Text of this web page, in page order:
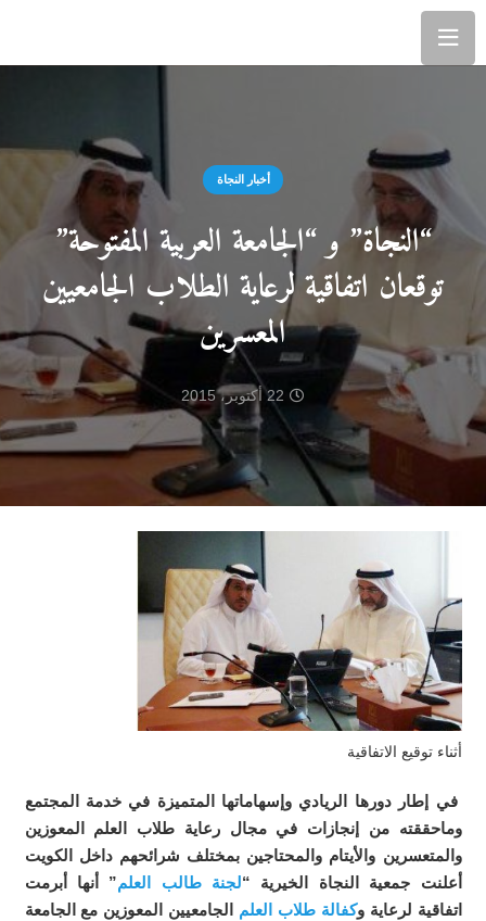
أخبار النجاة
“النجاة” و “الجامعة العربية المفتوحة”
توقعان اتفاقية لرعاية الطلاب الجامعيين
المعسرين
22 أكتوبر، 2015
أثناء توقيع الاتفاقية
في إطار دورها الريادي وإسهاماتها المتميزة في خدمة المجتمع
وماحققته من إنجازات في مجال رعاية طلاب العلم المعوزين
والمتعسرين والأيتام والمحتاجين بمختلف شرائحهم داخل الكويت
أعلنت جمعية النجاة الخيرية “لجنة طالب العلم” أنها أبرمت
اتفاقية لرعاية وكفالة طلاب العلم الجامعيين المعوزين مع الجامعة